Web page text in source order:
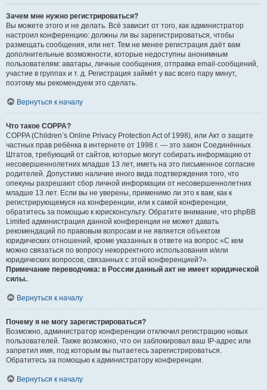
Зачем мне нужно регистрироваться?
Вы можете этого и не делать. Всё зависит от того, как администратор
настроил конференцию: должны ли вы зарегистрироваться, чтобы
размещать сообщения, или нет. Тем не менее регистрация даёт вам
дополнительные возможности, которые недоступны анонимным
пользователям: аватары, личные сообщения, отправка email-сообщений,
участие в группах и т. д. Регистрация займёт у вас всего пару минут,
поэтому мы рекомендуем это сделать.
Вернуться к началу
Что такое COPPA?
COPPA (Children’s Online Privacy Protection Act of 1998), или Акт о защите
частных прав ребёнка в интернете от 1998 г. — это закон Соединённых
Штатов, требующий от сайтов, которые могут собирать информацию от
несовершеннолетних младше 13 лет, иметь на это письменное согласие
родителей. Допустимо наличие иного вида подтверждения того, что
опекуны разрешают сбор личной информации от несовершеннолетних
младше 13 лет. Если вы не уверены, применимо ли это к вам, как к
регистрирующемуся на конференции, или к самой конференции,
обратитесь за помощью к юрисконсульту. Обратите внимание, что phpBB
Limited администрация данной конференции не может давать
рекомендаций по правовым вопросам и не является объектом
юридических отношений, кроме указанных в ответе на вопрос «С кем
можно связаться по вопросу некорректного использования и/или
юридических вопросов, связанных с этой конференцией?».
Примечание переводчика: в России данный акт не имеет юридической
силы..
Вернуться к началу
Почему я не могу зарегистрироваться?
Возможно, администратор конференции отключил регистрацию новых
пользователей. Также возможно, что он заблокировал ваш IP-адрес или
запретил имя, под которым вы пытаетесь зарегистрироваться.
Обратитесь за помощью к администратору конференции.
Вернуться к началу